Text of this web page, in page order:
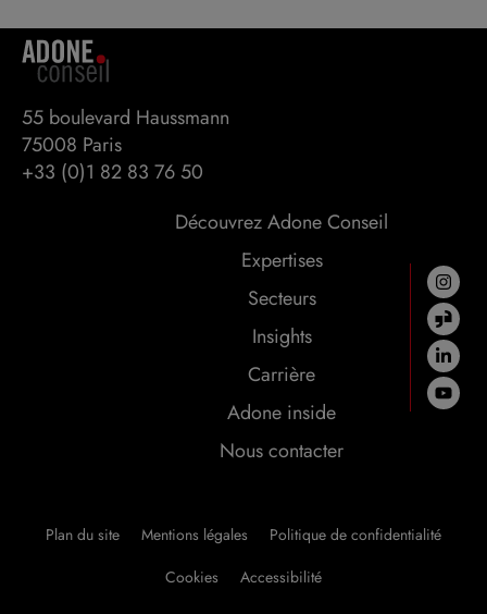
55 boulevard Haussmann
75008 Paris
+33 (0)1 82 83 76 50
Découvrez Adone Conseil
Expertises
Secteurs
Insights
Carrière
Adone inside
Nous contacter
Plan du site Mentions légales
Politique de confidentialité
Cookies
Accessibilité